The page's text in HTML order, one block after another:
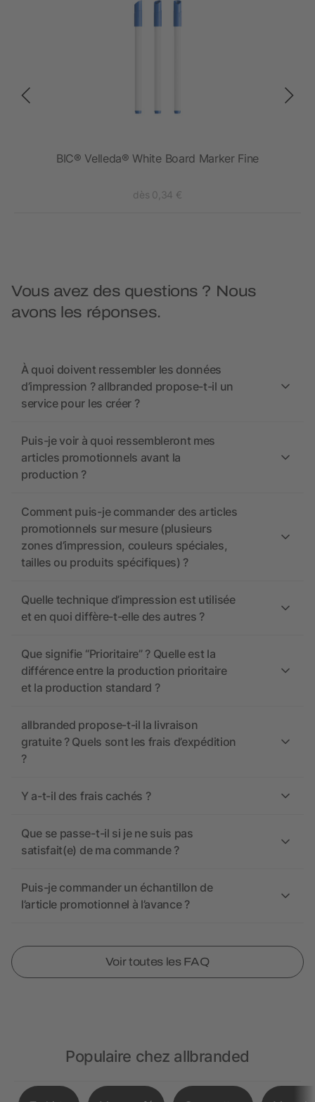
BIC® Velleda® White Board Marker Fine
dès 0,34 €
Vous avez des questions ? Nous
avons les réponses.
À quoi doivent ressembler les données
d’impression ? allbranded propose-t-il un
service pour les créer ?
Puis-je voir à quoi ressembleront mes
articles promotionnels avant la
production ?
Comment puis-je commander des articles
promotionnels sur mesure (plusieurs
zones d’impression, couleurs spéciales,
tailles ou produits spécifiques) ?
Quelle technique d’impression est utilisée
et en quoi diffère-t-elle des autres ?
Que signifie “Prioritaire” ? Quelle est la
différence entre la production prioritaire
et la production standard ?
allbranded propose-t-il la livraison
gratuite ? Quels sont les frais d’expédition
?
Y a-t-il des frais cachés ?
Que se passe-t-il si je ne suis pas
satisfait(e) de ma commande ?
Puis-je commander un échantillon de
l’article promotionnel à l’avance ?
Voir toutes les FAQ
Populaire chez allbranded